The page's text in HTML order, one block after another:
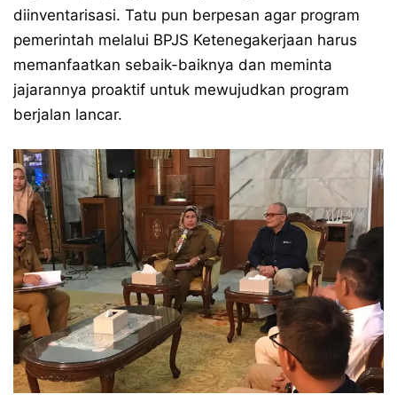
diinventarisasi. Tatu pun berpesan agar program
pemerintah melalui BPJS Ketenegakerjaan harus
memanfaatkan sebaik-baiknya dan meminta
jajarannya proaktif untuk mewujudkan program
berjalan lancar.